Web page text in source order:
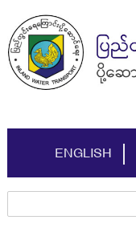
ENGLISH
Search